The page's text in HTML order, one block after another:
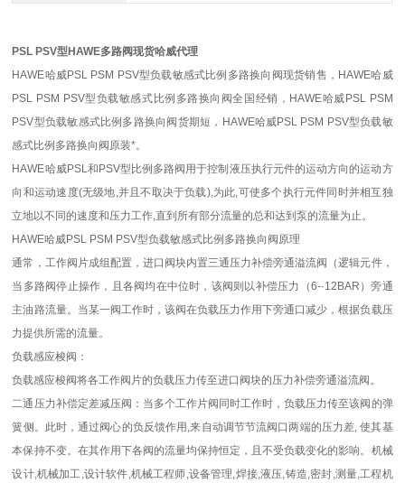
PSL PSV型HAWE多路阀现货哈威代理
HAWE哈威PSL PSM PSV型负载敏感式比例多路换向阀现货销售，HAWE哈威
PSL PSM PSV型负载敏感式比例多路换向阀全国经销，HAWE哈威PSL PSM
PSV型负载敏感式比例多路换向阀货期短，HAWE哈威PSL PSM PSV型负载敏
感式比例多路换向阀原装*。
HAWE哈威PSL和PSV型比例多路阀用于控制液压执行元件的运动方向的运动方
向和运动速度(无级地,并且不取决于负载),为此,可使多个执行元件同时并相互独
立地以不同的速度和压力工作,直到所有部分流量的总和达到泵的流量为止。
HAWE哈威PSL PSM PSV型负载敏感式比例多路换向阀原理
通常，工作阀片成组配置，进口阀块内置三通压力补偿旁通溢流阀（逻辑元件，
当多路阀停止操作，且各阀均在中位时，该阀则以补偿压力（6-·12BAR）旁通
主油路流量。当某一阀工作时，该阀在负载压力作用下旁通口减少，根据负载压
力提供所需的流量。
负载感应梭阀：
负载感应梭阀将各工作阀片的负载压力传至进口阀块的压力补偿旁通溢流阀。
二通压力补偿定差减压阀：当多个工作片阀同时工作时，负载压力传至该阀的弹
簧侧。此时，通过阀心的负反馈作用,来自动调节节流阀口两端的压力差, 使其基
本保持不变。在其作用下各阀的流量均保持恒定，且不受负载变化的影响。机械
设计,机械加工,设计软件,机械工程师,设备管理,焊接,液压,铸造,密封,测量,工程机